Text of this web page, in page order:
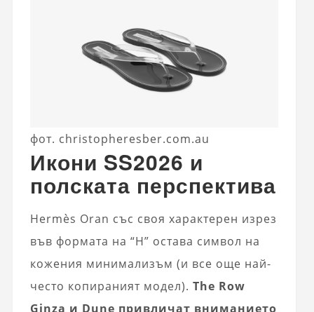
фот. christopheresber.com.au
Икони SS2026 и
полската перспектива
Hermès Oran със своя характерен изрез
във формата на “H” остава символ на
кожения минимализъм (и все още най-
често копираният модел). The Row
Ginza и Dune привличат вниманието